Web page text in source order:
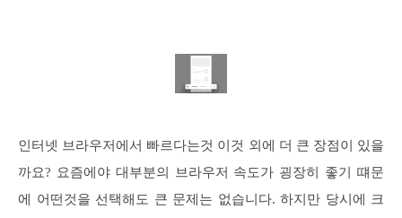
인터넷 브라우저에서 빠르다는것 이것 외에 더 큰 장점이 있을
까요? 요즘에야 대부분의 브라우저 속도가 굉장히 좋기 떄문
에 어떤것을 선택해도 큰 문제는 없습니다. 하지만 당시에 크